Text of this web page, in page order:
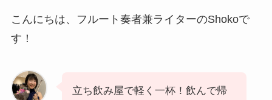
こんにちは、フルート奏者兼ライターのShokoで
す！
立ち飲み屋で軽く一杯！飲んで帰